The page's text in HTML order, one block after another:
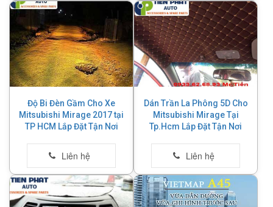
Độ Bi Đèn Gầm Cho Xe
Mitsubishi Mirage 2017 tại
TP HCM Lắp Đặt Tận Nơi
Dán Trần La Phông 5D Cho
Mitsubishi Mirage Tại
Tp.Hcm Lắp Đặt Tận Nơi